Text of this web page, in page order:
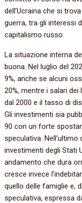
dell’Ucraina che si
guerra, tra gli interessi
capitalismo russo.
La situazione interna
buona. Nel luglio del
9%, anche se alcuni
20%, mentre i salari
dal 2000 e il tasso di
Gli investimenti sia
90 con un forte
speculativa.
investimenti degli Stati
andamento che dura
cresce invece
quello delle famiglie e,
speculativa, espressa